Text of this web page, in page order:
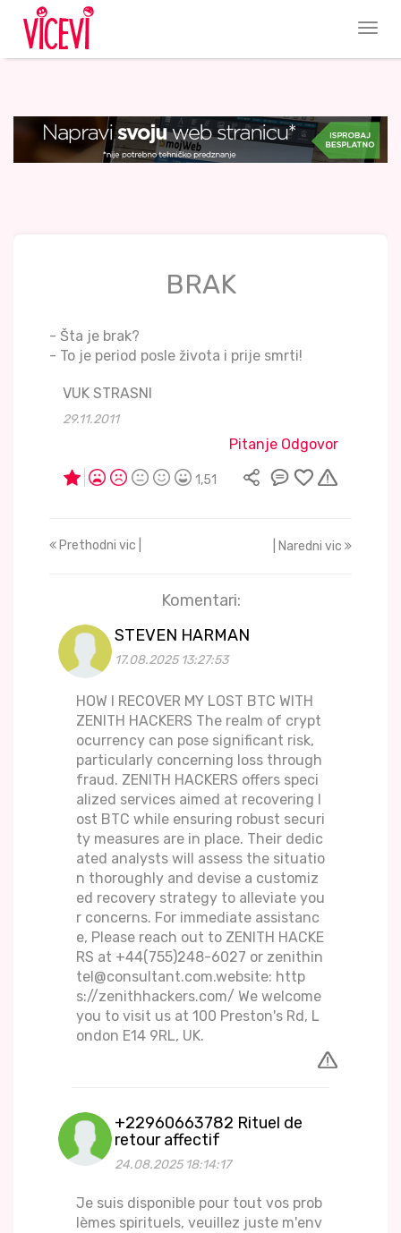
BRAK
- Šta je brak?
- To je period posle života i prije smrti!
VUK STRASNI
29.11.2011
Pitanje Odgovor
1,51
Prethodni vic | | Naredni vic
Komentari:
STEVEN HARMAN
17.08.2025 13:27:53
HOW I RECOVER MY LOST BTC WITH
ZENITH HACKERS The realm of crypt
ocurrency can pose significant risk,
particularly concerning loss through
fraud. ZENITH HACKERS offers speci
alized services aimed at recovering l
ost BTC while ensuring robust securi
ty measures are in place. Their dedic
ated analysts will assess the situatio
n thoroughly and devise a customiz
ed recovery strategy to alleviate you
r concerns. For immediate assistanc
e, Please reach out to ZENITH HACKE
RS at +44(755)248-6027 or zenithin
tel@consultant.com.website: http
s://zenithhackers.com/ We welcome
you to visit us at 100 Preston's Rd, L
ondon E14 9RL, UK.
+22960663782 Rituel de
retour affectif
24.08.2025 18:14:17
Je suis disponible pour tout vos prob
lèmes spirituels, veuillez juste m'env